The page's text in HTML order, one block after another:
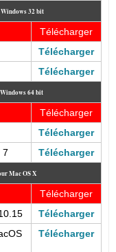
32 bit
Télécharger
Télécharger
Télécharger
64 bit
Télécharger
Télécharger
7
Télécharger
Mac OS X
Télécharger
Télécharger
Télécharger